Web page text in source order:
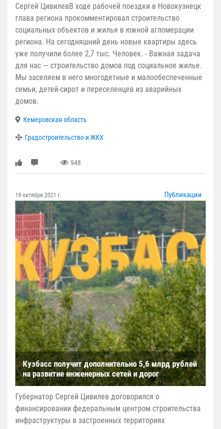
Сергей ЦивилевВ ходе рабочей поездки в Новокузнецк
глава региона прокомментировал строительство
социальных объектов и жилья в южной агломерации
региона. На сегодняшний день новые квартиры здесь
уже получили более 2,7 тыс. Человек. - Важная задача
для нас — строительство домов под социальное жилье.
Мы заселяем в него многодетные и малообеспеченные
семьи, детей-сирот и переселенцев из аварийных
домов.
Кемеровская область
Градостроительство и ЖКХ
948
19 октября 2021 г. Публикации
Кузбасс получит дополнительно 5,6 млрд рублей
на развитие инженерных сетей и дорог
Губернатор Сергей Цивилев договорился о
финансировании федеральным центром строительства
инфраструктуры в застроенных территориях